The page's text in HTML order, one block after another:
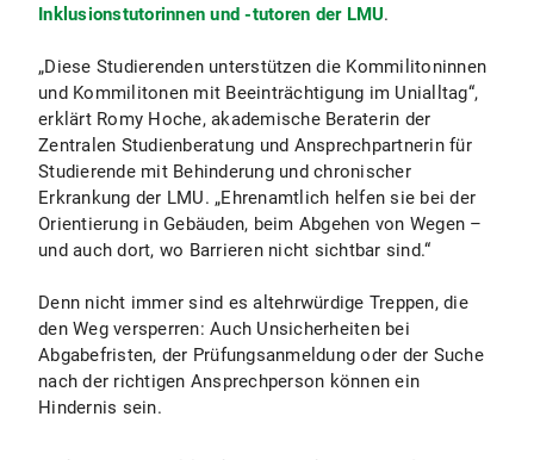
Inklusionstutorinnen und -tutoren der LMU.
„Diese Studierenden unterstützen die Kommilitoninnen
und Kommilitonen mit Beeinträchtigung im Unialltag“,
erklärt Romy Hoche, akademische Beraterin der
Zentralen Studienberatung und Ansprechpartnerin für
Studierende mit Behinderung und chronischer
Erkrankung der LMU. „Ehrenamtlich helfen sie bei der
Orientierung in Gebäuden, beim Abgehen von Wegen –
und auch dort, wo Barrieren nicht sichtbar sind.“
Denn nicht immer sind es altehrwürdige Treppen, die
den Weg versperren: Auch Unsicherheiten bei
Abgabefristen, der Prüfungsanmeldung oder der Suche
nach der richtigen Ansprechperson können ein
Hindernis sein.